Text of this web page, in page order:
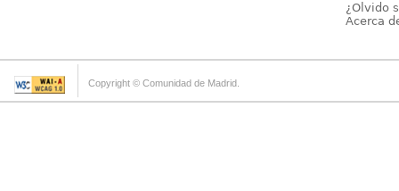
¿Olvido
Acerca
Copyright © Comunidad de Madrid.